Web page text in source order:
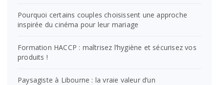
Pourquoi certains couples choisissent une approche
inspirée du cinéma pour leur mariage
Formation HACCP : maîtrisez l’hygiène et sécurisez vos
produits !
Paysagiste à Libourne : la vraie valeur d’un